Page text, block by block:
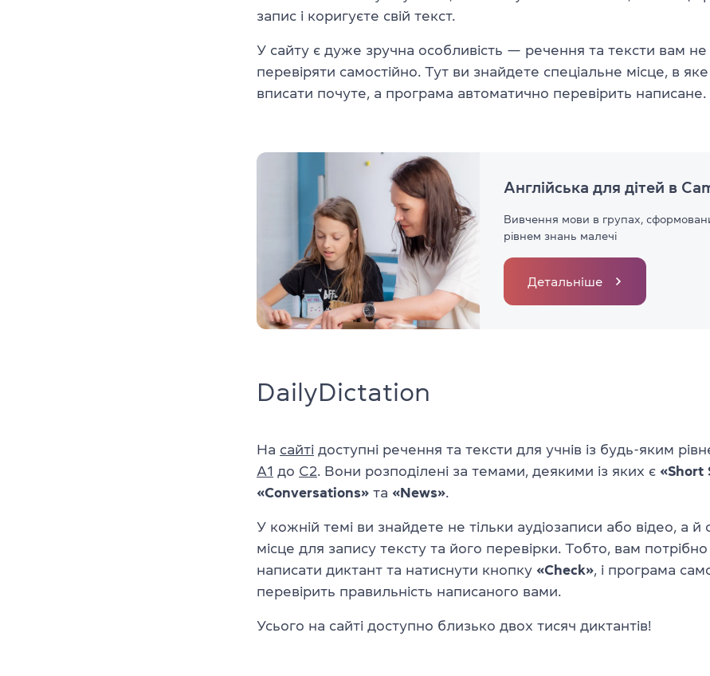
запис і коригуєте свій текст.
У сайту є дуже зручна особливість — речення та тексти вам не
перевіряти самостійно. Тут ви знайдете спеціальне місце, в
вписати почуте, а програма автоматично перевірить написане.
Англійська для дітей в
Вивчення мови в групах,
рівнем знань малечі
Детальніше
DailyDictation
На сайті доступні речення та тексти для учнів із будь-яким
А1 до С2. Вони розподілені за темами, деякими із яких є «Short
«Conversations» та «News».
У кожній темі ви знайдете не тільки аудіозаписи або відео, а й
місце для запису тексту та його перевірки. Тобто, вам
написати диктант та натиснути кнопку «Check», і програма
перевірить правильність написаного вами.
Усього на сайті доступно близько двох тисяч диктантів!